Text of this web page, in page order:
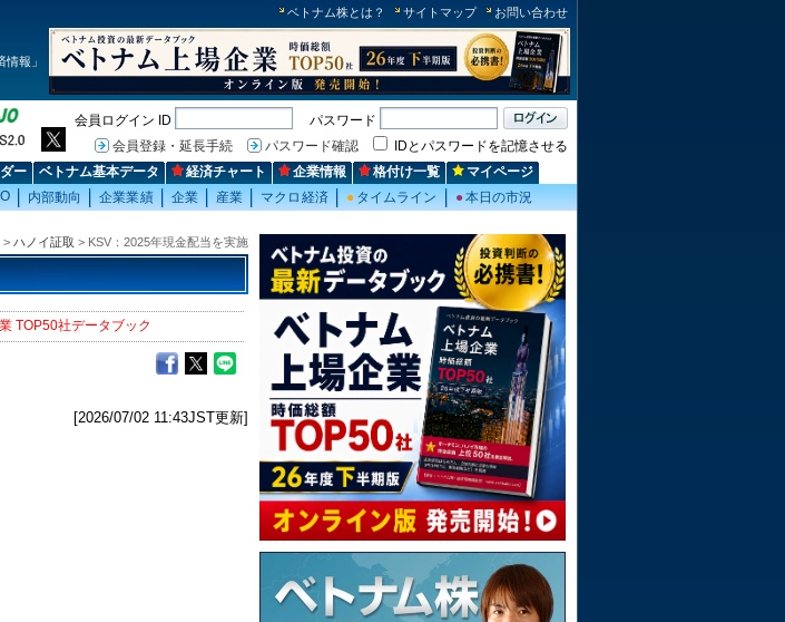
ベトナム株とは？ サイトマップ お問い合わせ
報」
会員ログイン ID
パスワード
会員登録・延長手続
パスワード確認
IDとパスワードを記憶させる
ー ベトナム基本データ 経済チャート 企業情報 格付け一覧
マイページ
内部動向 企業業績 企業 産業 マクロ経済 ● タイムライン ●本日の市況
> ハノイ証取 > KSV：2025年現金配当を実施
TOP50社データブック
[2026/07/02 11:43JST更新]